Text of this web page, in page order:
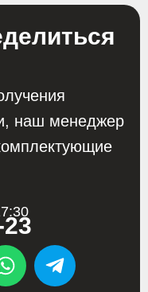
наш менеджер